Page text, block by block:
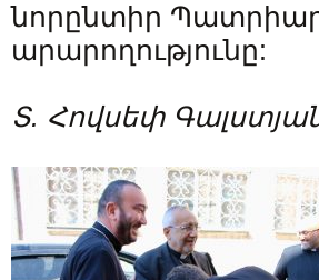
նորընտիր
արարողությունը:
Տ. Հովսեփ